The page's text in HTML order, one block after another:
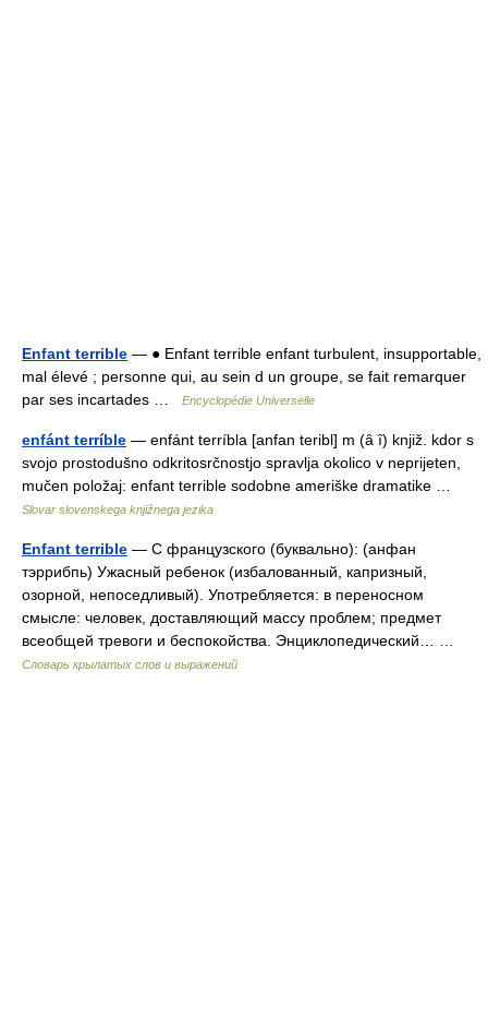
Enfant terrible — ● Enfant terrible enfant turbulent, insupportable,
mal élevé ; personne qui, au sein d un groupe, se fait remarquer
par ses incartades …
Encyclopédie Universelle
enfánt terríble — enfánt terríbla [anfan teribl] m (ȃ ȋ) knjiž. kdor s
svojo prostodušno odkritosrčnostjo spravlja okolico v neprijeten,
mučen položaj: enfant terrible sodobne ameriške dramatike …
Slovar slovenskega knjižnega jezika
Enfant terrible — С французского (буквально): (анфан
тэррибпь) Ужасный ребенок (избалованный, капризный,
озорной, непоседливый). Употребляется: в переносном
смысле: человек, доставляющий массу проблем; предмет
всеобщей тревоги и беспокойства. Энциклопедический… …
Словарь крылатых слов и выражений